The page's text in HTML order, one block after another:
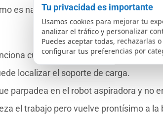
es natural, los robots de limpieza
cuando se enciende o no
localizar el soporte de carga.
parpadea en el robot aspiradora y no
el trabajo pero vuelve prontísimo a la
Tu privacidad es importante
Usamos cookies para mejorar tu
analizar el tráfico y personalizar
Puedes aceptar todas, rechazarlas o
configurar tus preferencias por